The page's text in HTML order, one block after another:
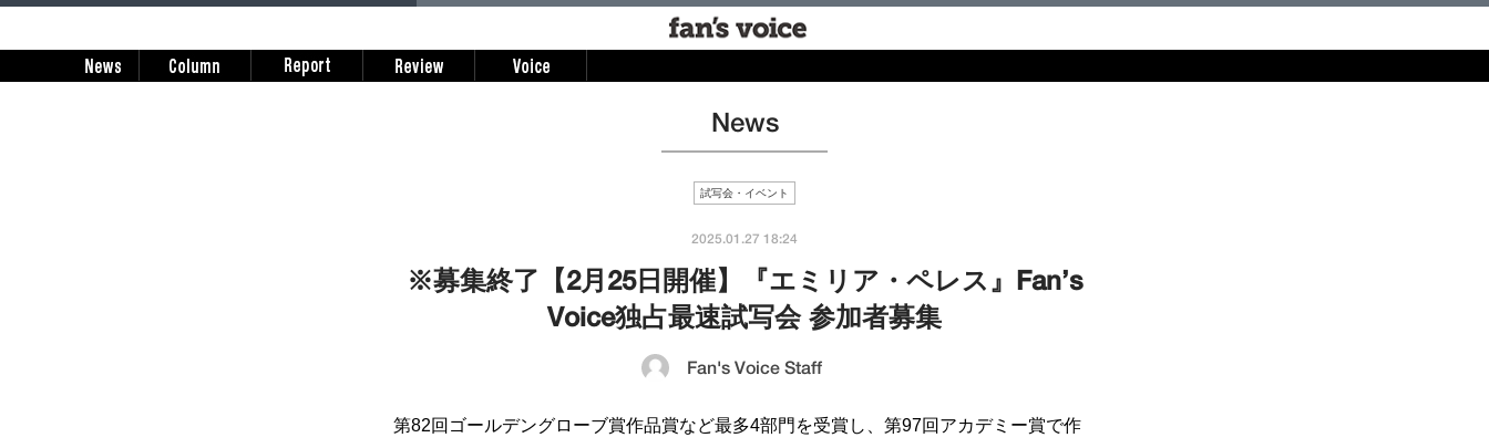
News
試写会・イベント
2025.01.27 18:24
※募集終了【2月25日開催】『エミリア・ペレス』Fan’s
Voice独占最速試写会 参加者募集
Fan's Voice Staff
第82回ゴールデングローブ賞作品賞など最多4部門を受賞し、第97回アカデミー賞で作